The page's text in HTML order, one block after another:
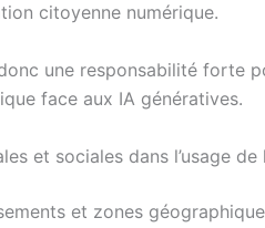
citoyenne numérique.
une responsabilité forte
face aux IA génératives.
et sociales dans l’usage de
et zones